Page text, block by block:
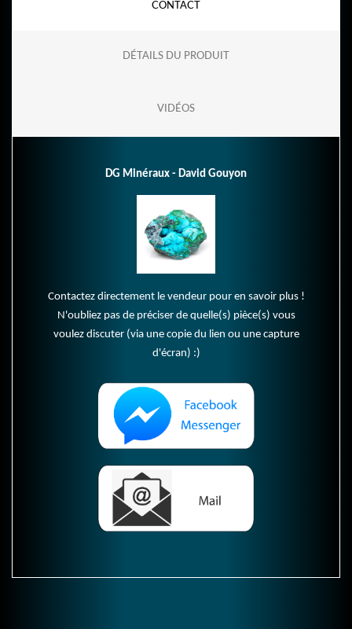
CONTACT
DÉTAILS DU PRODUIT
VIDÉOS
DG Minéraux - David Gouyon
Contactez directement le vendeur pour en savoir plus !
N'oubliez pas de préciser de quelle(s) pièce(s) vous
voulez discuter (via une copie du lien ou une capture
d'écran) :)